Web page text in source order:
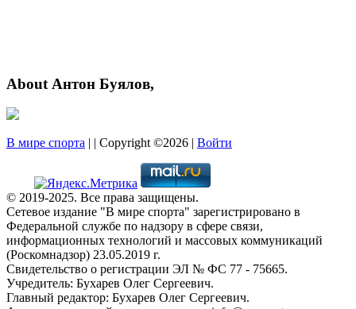
About Антон Буялов,
В мире спорта | | Copyright ©2026 | Войти
© 2019-2025. Все права защищены.
Сетевое издание "В мире спорта" зарегистрировано в
Федеральной службе по надзору в сфере связи,
информационных технологий и массовых коммуникаций
(Роскомнадзор) 23.05.2019 г.
Свидетельство о регистрации ЭЛ № ФС 77 - 75665.
Учредитель: Бухарев Олег Сергеевич.
Главный редактор: Бухарев Олег Сергеевич.